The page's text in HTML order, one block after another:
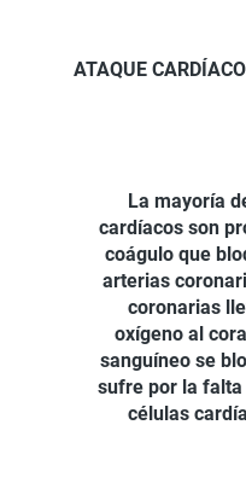
ATAQUE CARDÍACO
La mayoría
cardíacos son
coágulo que
arterias
coronarias
oxígeno al
sanguíneo se
sufre por la
células